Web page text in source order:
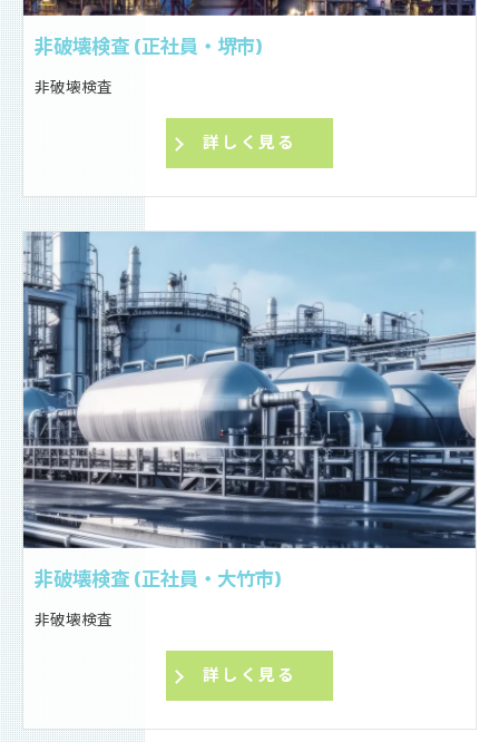
非破壊検査 (正社員・堺市)
非破壊検査
詳しく見る
非破壊検査 (正社員・大竹市)
非破壊検査
詳しく見る